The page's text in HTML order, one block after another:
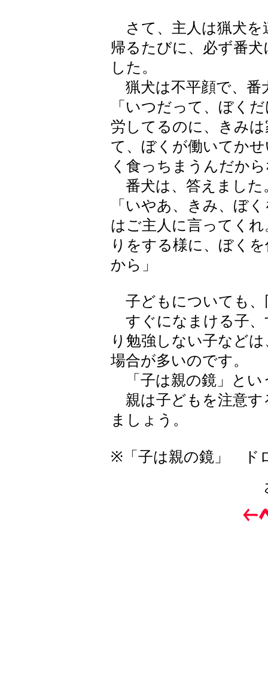
さて、主人は猟犬を
帰るたびに、必ず番
した。
猟犬は不平顔で、番
「いつだって、ぼく
労してるのに、きみ
て、ぼくが働いてか
く食っちまうんだか
番犬は、答えました
「いやあ、きみ、ぼ
はご主人に言ってく
りをする様に、ぼく
から」
子どもについても、
すぐになまける子、
り勉強しない子など
場合が多いのです。
「子は親の鏡」とい
親は子どもを注意す
ましょう。
※「子は親の鏡」 ド